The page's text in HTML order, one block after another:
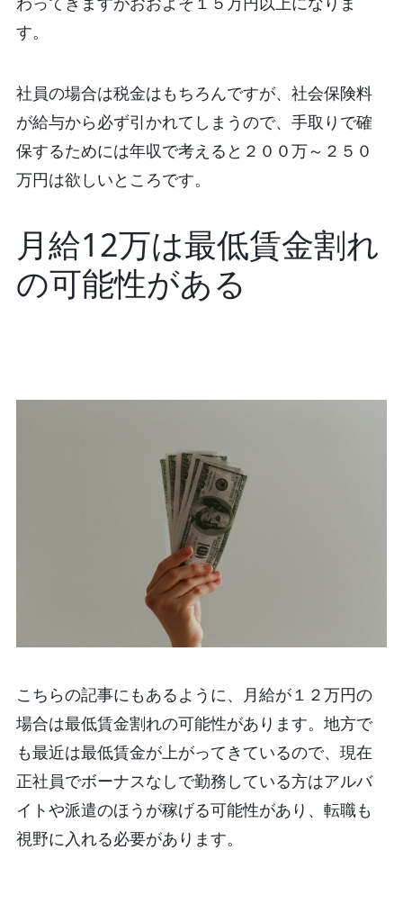
す。
社員の場合は税金はもちろんですが、社会保険料
が給与から必ず引かれてしまうので、手取りで確
保するためには年収で考えると２００万～２５０
万円は欲しいところです。
月給12万は最低賃金割れ
の可能性がある
こちらの記事にもあるように、月給が１２万円の
場合は最低賃金割れの可能性があります。地方で
も最近は最低賃金が上がってきているので、現在
正社員でボーナスなしで勤務している方はアルバ
イトや派遣のほうが稼げる可能性があり、転職も
視野に入れる必要があります。